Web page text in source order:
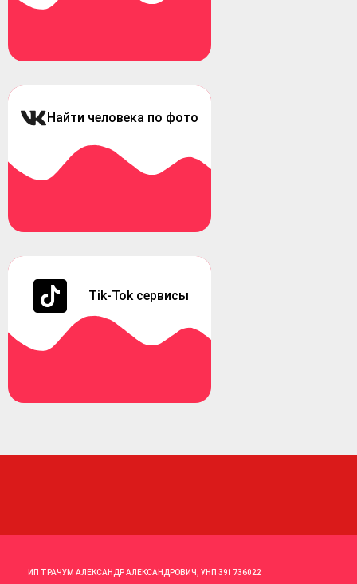
Найти человека по фото
Tik-Tok сервисы
ИП ТРАЧУМ АЛЕКСАНДР АЛЕКСАНДРОВИЧ, УНП 391736022